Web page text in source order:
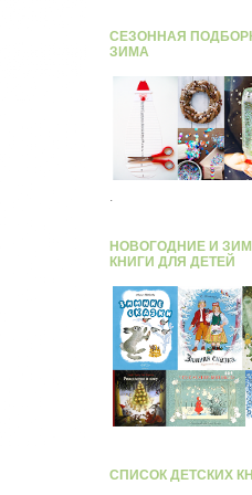
СЕЗОННАЯ
ЗИМА
.
НОВОГОДНИЕ И
КНИГИ ДЛЯ ДЕТЕЙ
СПИСОК ДЕТСКИХ